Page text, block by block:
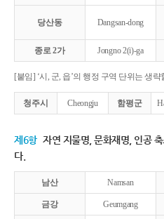
당산동 Dangsan-dong
종로 2가 Jongno 2(i)-ga
[붙임] ‘시, 군, 읍’의 행정 구역 단위는 생략
청주시 Cheongju 함평군
제6항 자연 지물명, 문화재명, 인공
다.
남산 Namsan
금강 Geumgang